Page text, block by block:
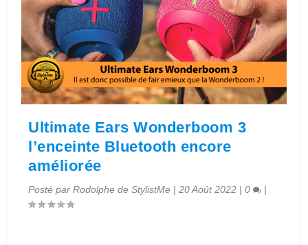
Ultimate Ears Wonderboom 3
l’enceinte Bluetooth encore
améliorée
Posté parRodolphe de StylistMe |20 Août 2022 |0 |